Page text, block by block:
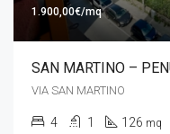
1.900,00€/mq
SAN MARTINO –
VIA SAN MARTINO
4 1 126 mq